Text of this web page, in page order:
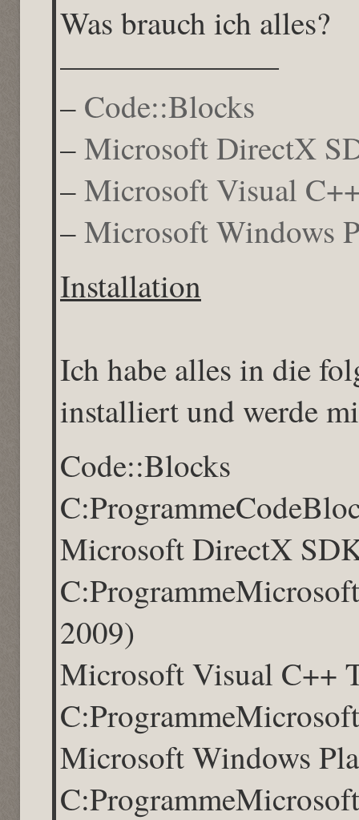
Was brauch ich alles?
———————
– Code::Blocks
–Microsoft DirectX
–Microsoft Visual
–Microsoft Windows
Installation
Ich habe alles in die
installiert und werde
Microsoft
2009)
Microsoft Visual
Microsoft Windows